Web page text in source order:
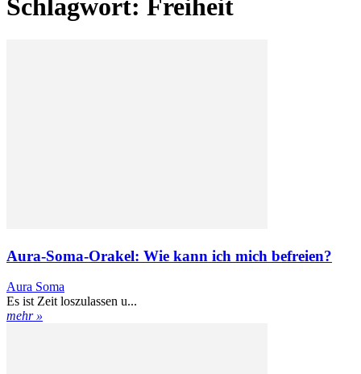
Schlagwort: Freiheit
Aura-Soma-Orakel: Wie kann ich mich befreien?
Aura Soma
Es ist Zeit loszulassen u...
mehr »